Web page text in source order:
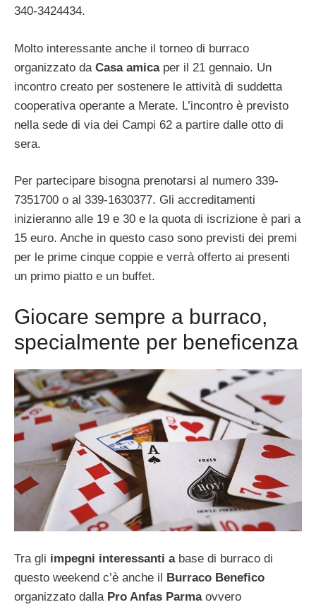
340-3424434.
Molto interessante anche il torneo di burraco
organizzato da Casa amicaper il 21 gennaio. Un
incontro creato per sostenere le attività di suddetta
cooperativa operante a Merate. L’incontro è previsto
nella sede di via dei Campi 62 a partire dalle otto di
sera.
Per partecipare bisogna prenotarsi al numero 339-
7351700 o al 339-1630377. Gli accreditamenti
inizieranno alle 19 e 30 e la quota di iscrizione è pari a
15 euro. Anche in questo caso sono previsti dei premi
per le prime cinque coppie e verrà offerto ai presenti
un primo piatto e un buffet.
Giocare sempre a burraco,
specialmente per beneficenza
Tra gli impegni interessanti abase di burraco di
questo weekend c’è anche il
Burraco Benefico
organizzato dalla Pro Anfas Parmaovvero